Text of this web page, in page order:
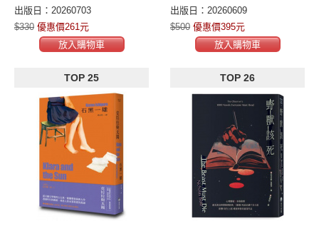
出版日：20260703
$330 優惠價261元
放入購物車
出版日：20260609
$500 優惠價395元
放入購物車
TOP 25 TOP 26